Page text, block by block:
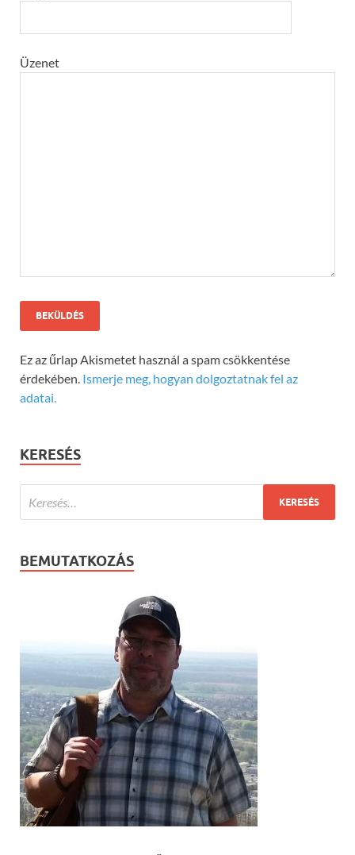
Üzenet
Ez az űrlap Akismetet használ a spam csökkentése
érdekében. Ismerje meg, hogyan dolgoztatnak fel az
adatai.
KERESÉS
BEMUTATKOZÁS